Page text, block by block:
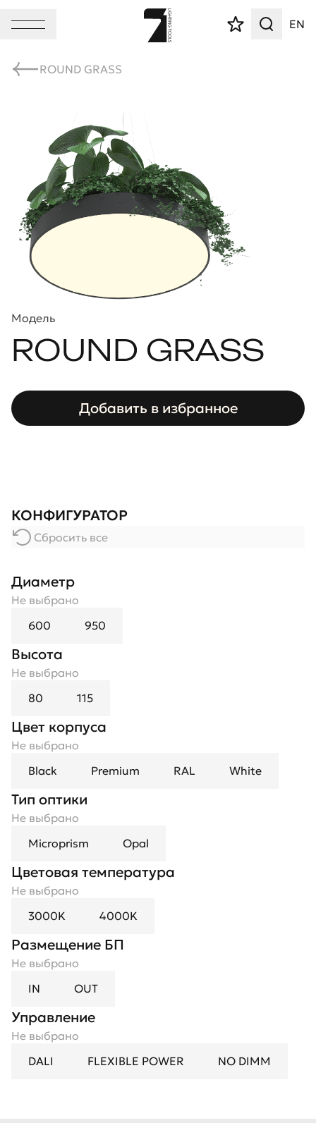
EN
ROUND GRASS
Модель
ROUND GRASS
Добавить в избранное
КОНФИГУРАТОР
Сбросить все
Диаметр
Не выбрано
600
950
Высота
Не выбрано
80
115
Цвет корпуса
Не выбрано
Black
Premium RAL White
Тип оптики
Не выбрано
Microprism
Opal
Цветовая температура
Не выбрано
3000K
4000K
Размещение БП
Не выбрано
IN
OUT
Управление
Не выбрано
DALI
FLEXIBLE POWER NO DIMM